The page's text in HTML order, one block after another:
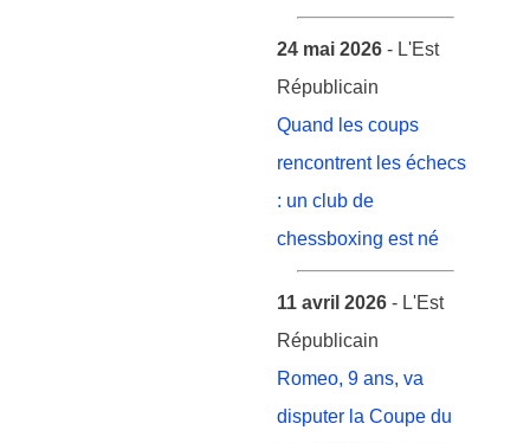
24 mai 2026 - L'Est
Républicain
Quand les coups
rencontrent les échecs
: un club de
chessboxing est né
11 avril 2026 - L'Est
Républicain
Romeo, 9 ans, va
disputer la Coupe du